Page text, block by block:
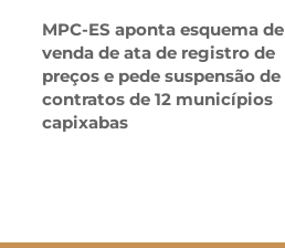
MPC-ES aponta esquema de
venda de ata de registro de
preços e pede suspensão de
contratos de 12 municípios
capixabas